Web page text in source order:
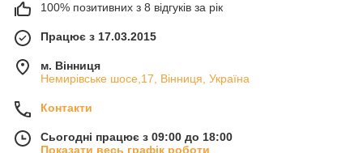
100% позитивних з 8 відгуків за рік
Працює з 17.03.2015
м. Вінниця
Немирівське шосе,17, Вінниця, Україна
Контакти
Сьогодні працює з 09:00 до 18:00
Показати весь графік роботи